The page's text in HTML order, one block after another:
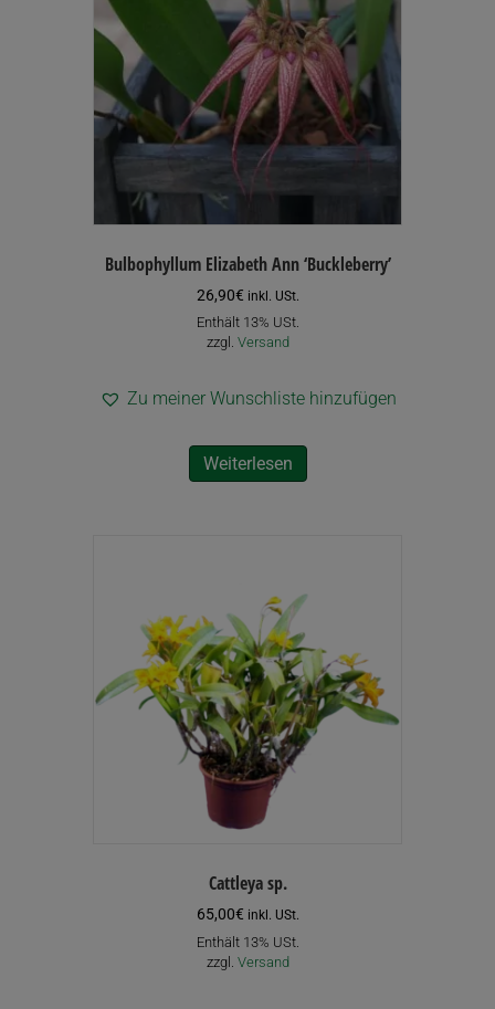
Bulbophyllum Elizabeth Ann ‘Buckleberry’
26,90€ inkl. USt.
Enthält 13% USt.
zzgl. Versand
Zu meiner Wunschliste hinzufügen
Weiterlesen
Cattleya sp.
65,00€ inkl. USt.
Enthält 13% USt.
zzgl. Versand